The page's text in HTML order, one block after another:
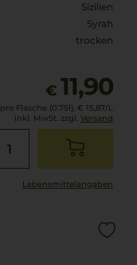
Sizilien
Syrah
trocken
€ 11,90
pro Flasche (0.75l), € 15,87/L
inkl. MwSt. zzgl. Versand
Lebensmittel­angaben